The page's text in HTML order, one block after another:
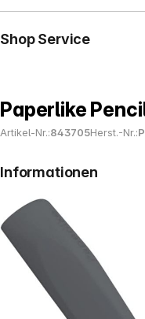
Paperlike
Artikel-Nr.:843705Herst.-Nr.:
Shop Service
Informationen